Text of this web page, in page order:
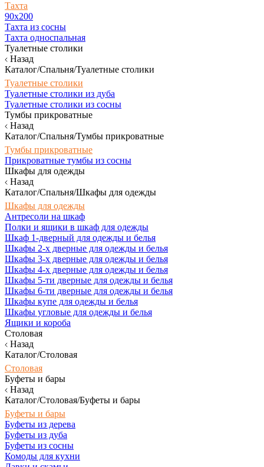
Тахта
90х200
Тахта из сосны
Тахта односпальная
Туалетные столики
Назад
Каталог/Спальня/Туалетные столики
Туалетные столики
Туалетные столики из дуба
Туалетные столики из сосны
Тумбы прикроватные
Назад
Каталог/Спальня/Тумбы прикроватные
Тумбы прикроватные
Прикроватные тумбы из сосны
Шкафы для одежды
Назад
Каталог/Спальня/Шкафы для одежды
Шкафы для одежды
Антресоли на шкаф
Полки и ящики в шкаф для одежды
Шкаф 1-дверный для одежды и белья
Шкафы 2-х дверные для одежды и белья
Шкафы 3-х дверные для одежды и белья
Шкафы 4-х дверные для одежды и белья
Шкафы 5-ти дверные для одежды и белья
Шкафы 6-ти дверные для одежды и белья
Шкафы купе для одежды и белья
Шкафы угловые для одежды и белья
Ящики и короба
Столовая
Назад
Каталог/Столовая
Столовая
Буфеты и бары
Назад
Каталог/Столовая/Буфеты и бары
Буфеты и бары
Буфеты из дерева
Буфеты из дуба
Буфеты из сосны
Комоды для кухни